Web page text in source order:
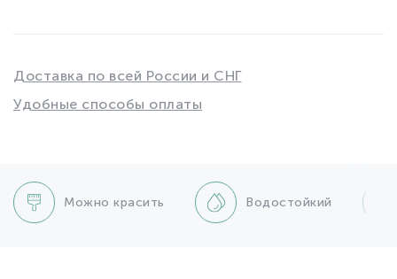
Доставка по всей России и СНГ
Удобные способы оплаты
Можно красить Водостойкий